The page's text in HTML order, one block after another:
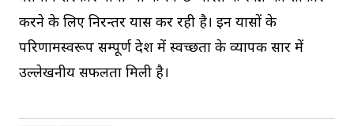
करने के लिए निरन्तर प्रयास कर रही है। इन प्रयासों के
परिणामस्वरूप सम्पूर्ण प्रदेश में स्वच्छता के व्यापक प्रसार में
उल्लेखनीय सफलता मिली है।